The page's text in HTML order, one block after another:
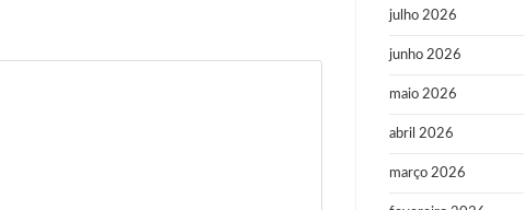
julho 2026
junho 2026
maio 2026
abril 2026
março 2026